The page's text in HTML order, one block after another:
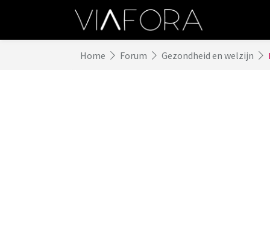
Home Forum Gezondheid en welzijn